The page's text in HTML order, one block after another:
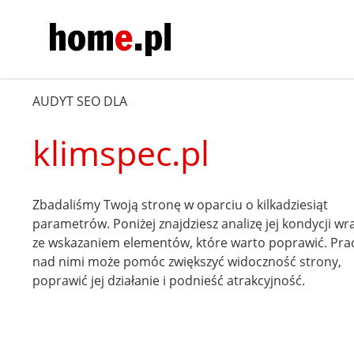
AUDYT SEO DLA
klimspec.pl
Zbadaliśmy Twoją stronę w oparciu o kilkadziesiąt
parametrów. Poniżej znajdziesz analizę jej kondycji
ze wskazaniem elementów, które warto poprawić.
nad nimi może pomóc zwiększyć widoczność strony,
poprawić jej działanie i podnieść atrakcyjność.